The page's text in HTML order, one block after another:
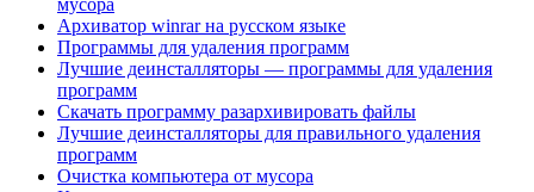
мусора
Архиватор winrar на русском языке
Программы для удаления программ
Лучшие деинсталляторы — программы для удаления
программ
Скачать программу разархивировать файлы
Лучшие деинсталляторы для правильного удаления
программ
Очистка компьютера от мусора